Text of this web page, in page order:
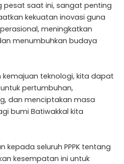
pesat saat ini, sangat penting
kekuatan inovasi guna
meningkatkan
menumbuhkan budaya
teknologi, kita dapat
pertumbuhan,
dan menciptakan masa
bumi Batiwakkal kita
kepada seluruh PPPK tentang
kesempatan ini untuk